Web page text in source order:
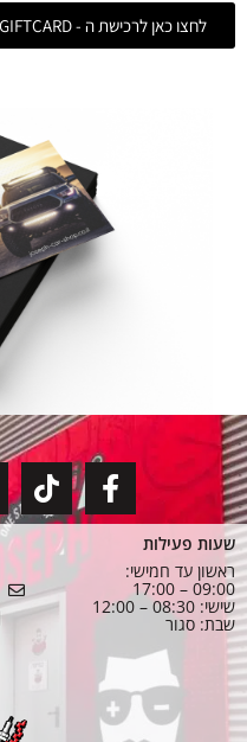
לחצו כאן לרכישת ה - GIFTCARD
שעות פעילות
ראשון עד חמישי:
09:00 – 17:00
שישי: 08:30 – 12:00
שבת: סגור